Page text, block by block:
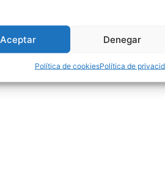
Aceptar Denegar
Política de cookiesPolítica de